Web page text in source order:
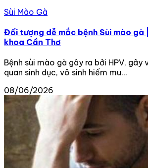
Sùi Mào Gà
Đối tượng dễ mắc bệnh Sùi mào gà
khoa Cần Thơ
Bệnh sùi mào gà gây ra bởi HPV, gây
quan sinh dục, vô sinh hiếm mu...
08/06/2026